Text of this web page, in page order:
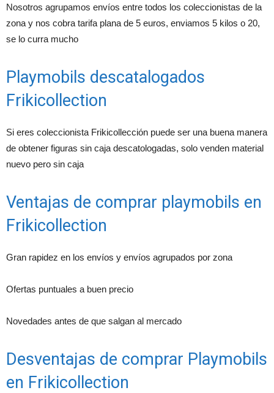
Nosotros agrupamos envíos entre todos los coleccionistas de la
zona y nos cobra tarifa plana de 5 euros, enviamos 5 kilos o 20,
se lo curra mucho
Playmobils descatalogados
Frikicollection
Si eres coleccionista Frikicollección puede ser una buena manera
de obtener figuras sin caja descatologadas, solo venden material
nuevo pero sin caja
Ventajas de comprar playmobils en
Frikicollection
Gran rapidez en los envíos y envíos agrupados por zona
Ofertas puntuales a buen precio
Novedades antes de que salgan al mercado
Desventajas de comprar Playmobils
en Frikicollection